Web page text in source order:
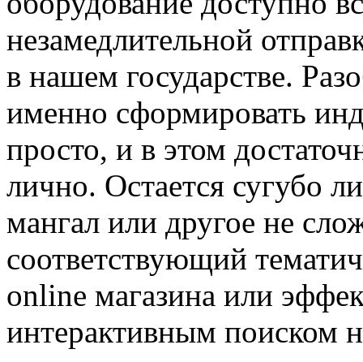
незамедлительной
в нашем государстве.
именно сформировать
просто, и в этом
лично. Остается сугубо
мангал или другое не
соответствующий
online магазина или
интерактивным поиском